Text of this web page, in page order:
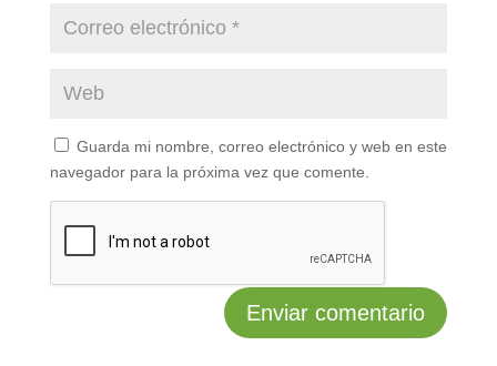
Guarda mi nombre, correo electrónico y web en este
navegador para la próxima vez que comente.